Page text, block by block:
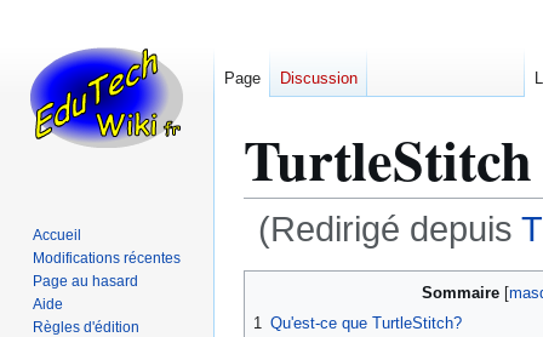
TurtleStitch
(Redirigé depuis
Sommaire
1 Qu'est-ce que TurtleStitch?
Page Discussion
Accueil
Modifications récentes
Page au hasard
Aide
Règles d'édition